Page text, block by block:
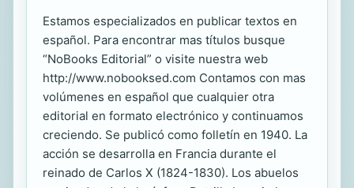
Estamos especializados en publicar textos en
español. Para encontrar mas títulos busque
“NoBooks Editorial” o visite nuestra web
http://www.nobooksed.com Contamos con mas
volúmenes en español que cualquier otra
editorial en formato electrónico y continuamos
creciendo. Se publicó como folletín en 1940. La
acción se desarrolla en Francia durante el
reinado de Carlos X (1824-1830). Los abuelos